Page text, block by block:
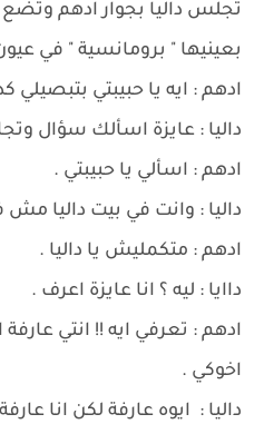
تجلس داليا بجوار ادهم
بعينيها " برومانسية " في
ادهم : ايه يا حبيبتي بتبصيلي
داليا : عايزة اسألك سؤال
ادهم : اسألي يا حبيبتي .
داليا : وانت في بيت داليا
ادهم : متكمليش يا داليا .
داايا : ليه ؟ انا عايزة اعرف .
ادهم : تعرفي ايه !! انتي عارفة
اخوكي .
داليا : ايوه عارفة لكن انا